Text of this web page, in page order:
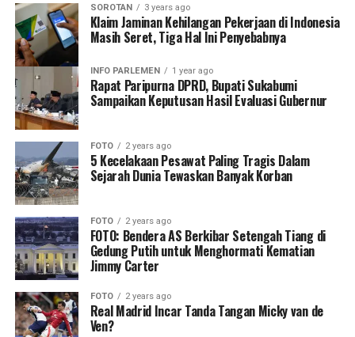
SOROTAN 3 years ago
Klaim Jaminan Kehilangan Pekerjaan di Indonesia
Masih Seret, Tiga Hal Ini Penyebabnya
INFO PARLEMEN 1 year ago
Rapat Paripurna DPRD, Bupati Sukabumi
Sampaikan Keputusan Hasil Evaluasi Gubernur
FOTO 2 years ago
5 Kecelakaan Pesawat Paling Tragis Dalam
Sejarah Dunia Tewaskan Banyak Korban
FOTO 2 years ago
FOTO: Bendera AS Berkibar Setengah Tiang di
Gedung Putih untuk Menghormati Kematian
Jimmy Carter
FOTO 2 years ago
Real Madrid Incar Tanda Tangan Micky van de
Ven?